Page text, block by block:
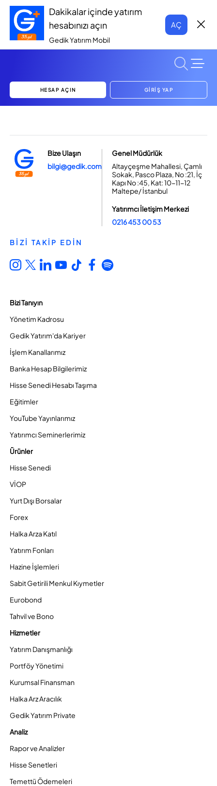
Dakikalar içinde yatırım
hesabınızı açın
Gedik Yatırım Mobil
AÇ
HESAP AÇIN GİRİŞ YAP
Bize Ulaşın
bilgi@gedik.com
Genel Müdürlük
Altayçeşme Mahallesi, Çamlı
Sokak, Pasco Plaza, No :21, İç
Kapı No :45, Kat: 10-11-12
Maltepe/ İstanbul
Yatırımcı İletişim Merkezi
0216 453 00 53
BİZİ TAKİP EDİN
Bizi Tanıyın
Yönetim Kadrosu
Gedik Yatırım'da Kariyer
İşlem Kanallarımız
Banka Hesap Bilgilerimiz
Hisse Senedi Hesabı Taşıma
Eğitimler
YouTube Yayınlarımız
Yatırımcı Seminerlerimiz
Ürünler
Hisse Senedi
VİOP
Yurt Dışı Borsalar
Forex
Halka Arza Katıl
Yatırım Fonları
Hazine İşlemleri
Sabit Getirili Menkul Kıymetler
Eurobond
Tahvil ve Bono
Hizmetler
Yatırım Danışmanlığı
Portföy Yönetimi
Kurumsal Finansman
Halka Arz Aracılık
Gedik Yatırım Private
Analiz
Rapor ve Analizler
Hisse Senetleri
Temettü Ödemeleri